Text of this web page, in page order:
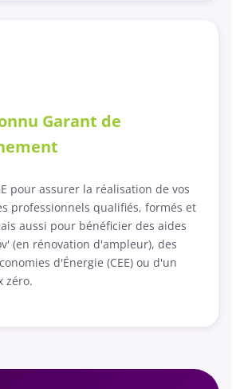
Garant de
pour assurer la réalisation de vos
professionnels qualifiés, formés et
aussi pour bénéficier des aides
(en rénovation d'ampleur), des
d'Énergie (CEE) ou d'un
zéro.